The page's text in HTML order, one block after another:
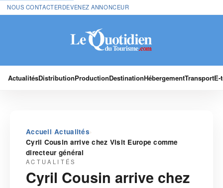
NOUS CONTACTERDEVENEZ ANNONCEUR
ActualitésDistributionProductionDestinationHébergementTransport
Accueil›Actualités›
Cyril Cousin arrive chez Visit Europe comme
directeur général
ACTUALITÉS
Cyril Cousin arrive chez